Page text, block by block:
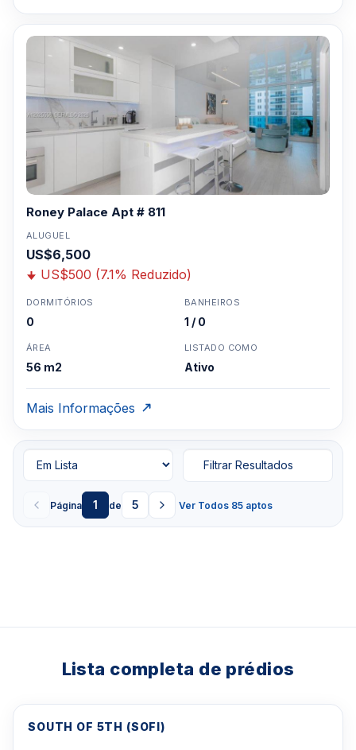
Roney Palace Apt # 811
ALUGUEL
US$6,500
US$500 (7.1% Reduzido)
DORMITÓRIOS
0
BANHEIROS
1 / 0
ÁREA
56 m2
LISTADO COMO
Ativo
Mais Informações
Página 1 de 5 Ver Todos 85 aptos
Filtrar Resultados
Lista completa de prédios
SOUTH OF 5TH (SOFI)